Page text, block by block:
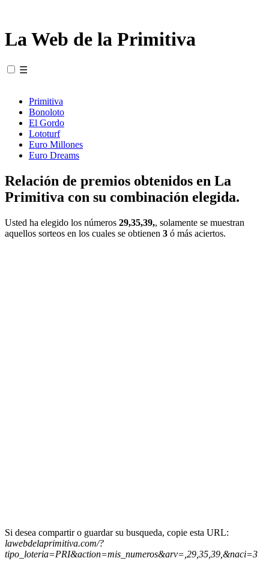
La Web de la Primitiva
☰
Primitiva
Bonoloto
El Gordo
Lototurf
Euro Millones
Euro Dreams
Relación de premios obtenidos en La
Primitiva con su combinación elegida.
Usted ha elegido los números 29,35,39,, solamente se muestran
aquellos sorteos en los cuales se obtienen 3 ó más aciertos.
Si desea compartir o guardar su busqueda, copie esta URL:
lawebdelaprimitiva.com/?
tipo_loteria=PRI&action=mis_numeros&arv=,29,35,39,&naci=3